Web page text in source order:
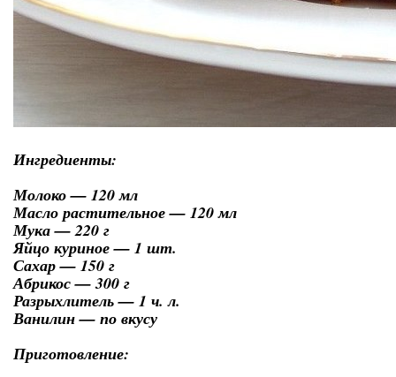
Ингредиенты:
Молоко — 120 мл
Масло растительное — 120 мл
Мука — 220 г
Яйцо куриное — 1 шт.
Сахар — 150 г
Абрикос — 300 г
Разрыхлитель — 1 ч. л.
Ванилин — по вкусу
Приготовление: